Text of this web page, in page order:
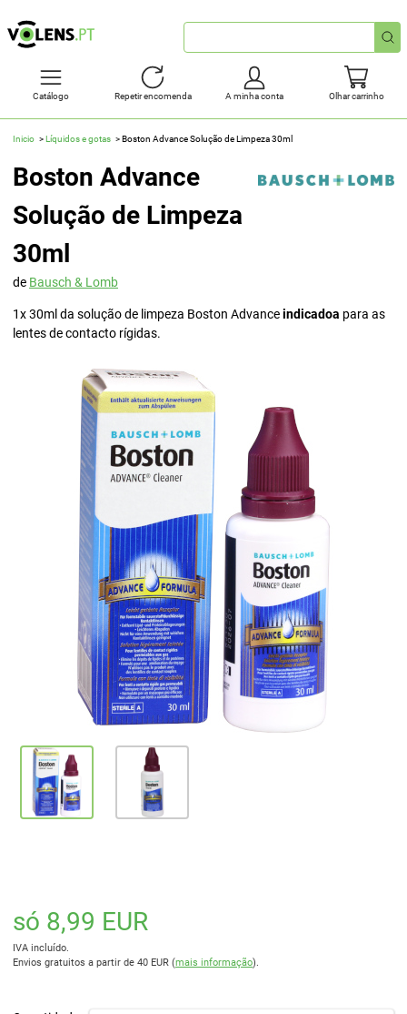
Pesquisa
rápida
Catálogo Repetir encomenda A minha conta Olhar carrinho
Inicio Líquidos e gotas Boston Advance Solução de Limpeza 30ml
Boston Advance
Solução de Limpeza
30ml
de Bausch & Lomb
1x 30ml da solução de limpeza Boston Advanceindicadoa para as
lentes de contacto rígidas.
só 8,99 EUR
IVA incluído.
Envios gratuitos a partir de 40 EUR (mais informação).